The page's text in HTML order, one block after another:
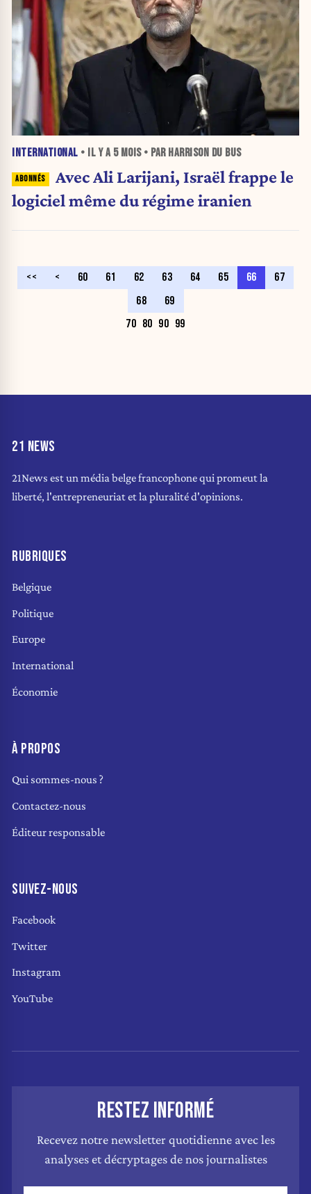
INTERNATIONAL • IL Y A 5 MOIS• PAR HARRISON DU BUS
Avec Ali Larijani, Israël frappe le
logiciel même du régime iranien
<< < 60 61 62 63 64 65 66
67
68
69
70 80 90 99
21 NEWS
21News est un média belge francophone qui promeut la
liberté, l'entrepreneuriat et la pluralité d'opinions.
RUBRIQUES
Belgique
Politique
Europe
International
Économie
À PROPOS
Qui sommes-nous ?
Contactez-nous
Éditeur responsable
SUIVEZ-NOUS
Facebook
Twitter
Instagram
YouTube
RESTEZ INFORMÉ
Recevez notre newsletter quotidienne avec les
analyses et décryptages de nos journalistes